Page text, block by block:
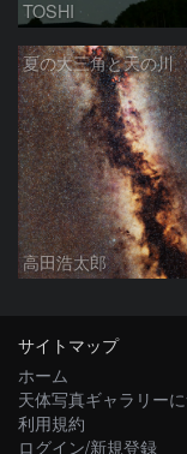
TOSHI
夏の大三角と天の川
高田浩太郎
サイトマップ
ホーム
天体写真ギャラリー
利用規約
ログイン/新規登録